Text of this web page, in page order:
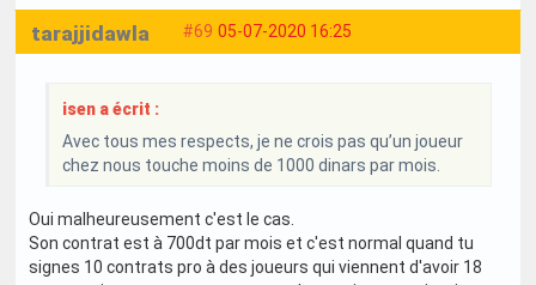
#69 05-07-2020 16:25
tarajjidawla
isen a écrit :
Avec tous mes respects, je ne crois pas qu’un joueur
chez nous touche moins de 1000 dinars par mois.
Oui malheureusement c'est le cas.
Son contrat est à 700dt par mois et c'est normal quand tu
signes 10 contrats pro à des joueurs qui viennent d'avoir 18